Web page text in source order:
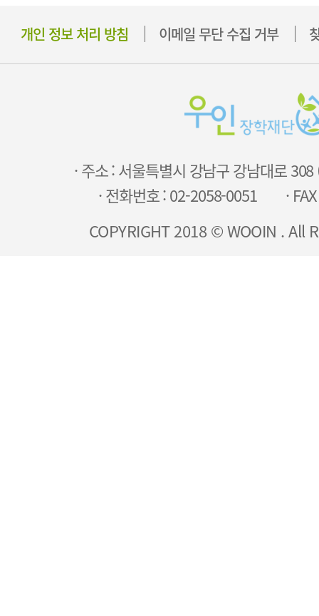
개인 정보 처리 방침 이메일 무단 수집 거부
· 주소 : 서울특별시 강남구 강남대로
· 전화번호 : 02-2058-0051
·
COPYRIGHT 2018 © WOOIN . All